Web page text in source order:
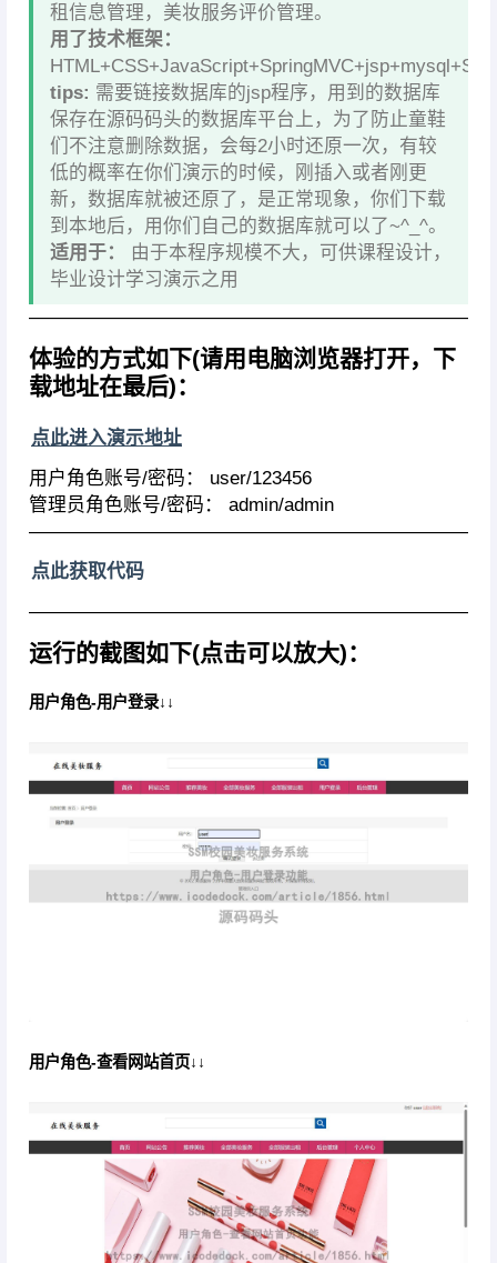
租信息管理，美妆服务评价管理。
用了技术框架：
tips: 需要链接数据库的jsp程序，用到的数据库
保存在源码码头的数据库平台上，为了防止童鞋
们不注意删除数据，会每2小时还原一次，有较
低的概率在你们演示的时候，刚插入或者刚更
新，数据库就被还原了，是正常现象，你们下载
到本地后，用你们自己的数据库就可以了~^_^。
适用于：
由于本程序规模不大，可供课程设计，
毕业设计学习演示之用
体验的方式如下(请用电脑浏览器打开，下
载地址在最后)：
点此进入演示地址
用户角色账号/密码： user/123456
管理员角色账号/密码： admin/admin
点此获取代码
运行的截图如下(点击可以放大)：
用户角色-用户登录↓↓
用户角色-查看网站首页↓↓